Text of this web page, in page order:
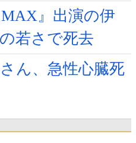
』出演の伊
若さで死去
ん、急性心臓死